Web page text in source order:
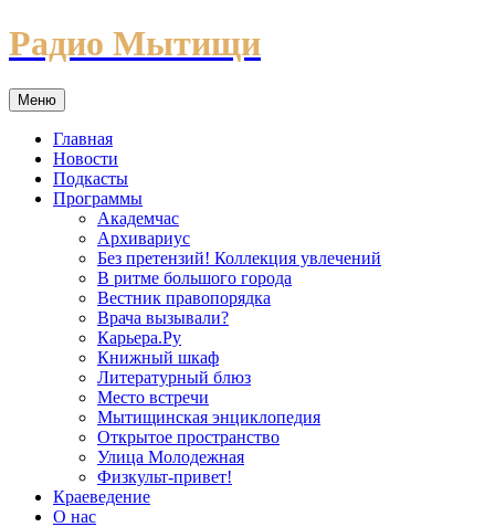
Перейти
к
Радио Мытищи
Меню
Главная
Новости
Подкасты
Программы
Академчас
Архивариус
Без претензий! Коллекция увлечений
В ритме большого города
Вестник правопорядка
Врача вызывали?
Карьера.Ру
Книжный шкаф
Литературный блюз
Место встречи
Мытищинская энциклопедия
Открытое пространство
Улица Молодежная
Физкульт-привет!
Краеведение
О нас